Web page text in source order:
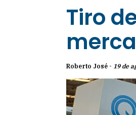
Tiro
Roberto José - 19 de